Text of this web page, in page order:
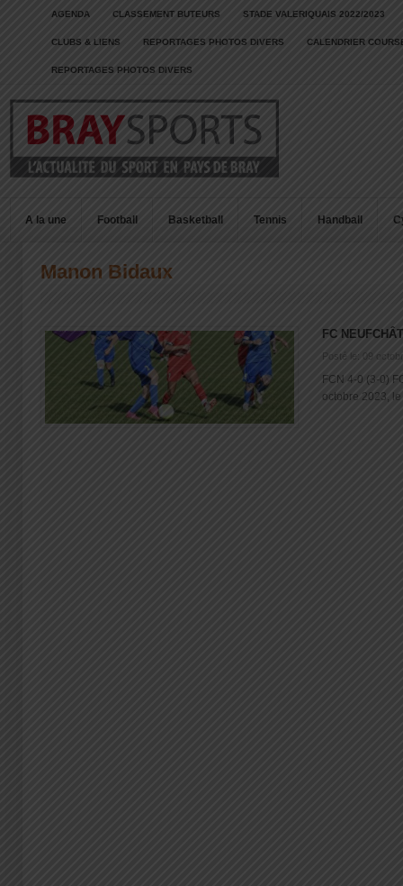
AGENDA CLASSEMENT BUTEURS STADE VALERIQUAIS 2022/2023
CLUBS & LIENS REPORTAGES PHOTOS DIVERS CALENDRIER
REPORTAGES PHOTOS DIVERS
A la une Football Basketball Tennis Handball
Manon Bidaux
FC
Posté le: 09
FCN 4-0 (3-0)
octobre 2023,